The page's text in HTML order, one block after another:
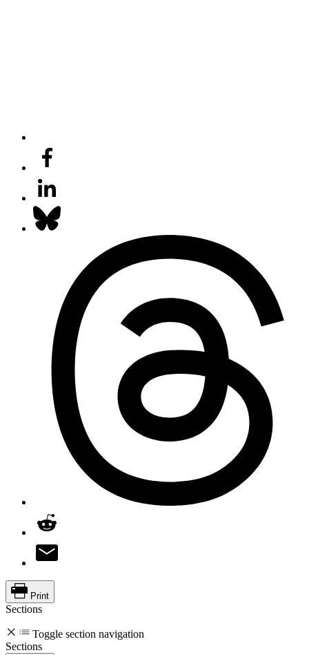
Print
Sections
Toggle section navigation
Sections